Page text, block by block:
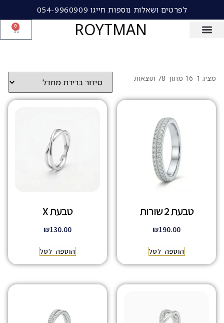
לפרטים ושאלות נוספות חייגו 054-9960909
ROYTMAN
0
מציג 1–16 מתוך 78 תוצאות
טבעת 2 שורות
₪190.00
הוספה לסל
טבעת X
₪130.00
הוספה לסל